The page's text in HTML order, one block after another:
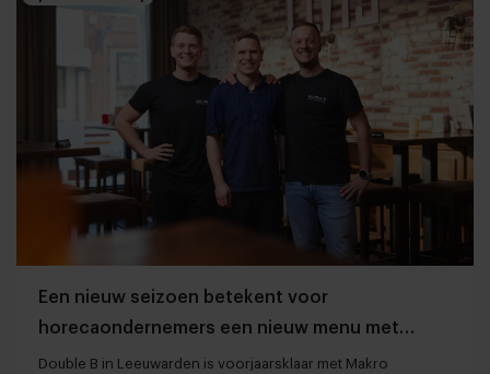
Een nieuw seizoen betekent voor
horecaondernemers een nieuw menu met
frisse smaken
Double B in Leeuwarden is voorjaarsklaar met Makro